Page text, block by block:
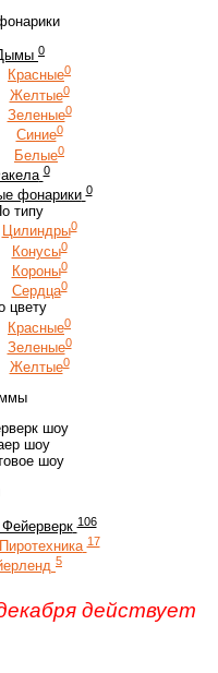
0
Красные0
Желтые0
Зеленые0
Синие0
Белые0
0
фонарики 0
типу
Цилиндры0
Конусы0
Короны0
Сердца0
цвету
Красные0
Зеленые0
Желтые0
шоу
шоу
шоу
106
17
5
действует